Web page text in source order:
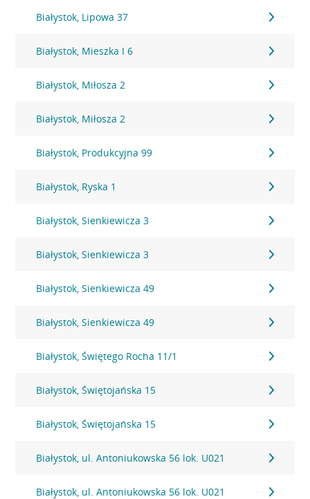
Białystok, Lipowa 37
Białystok, Mieszka I 6
Białystok, Miłosza 2
Białystok, Miłosza 2
Białystok, Produkcyjna 99
Białystok, Ryska 1
Białystok, Sienkiewicza 3
Białystok, Sienkiewicza 3
Białystok, Sienkiewicza 49
Białystok, Sienkiewicza 49
Białystok, Świętego Rocha 11/1
Białystok, Świętojańska 15
Białystok, Świętojańska 15
Białystok, ul. Antoniukowska 56 lok. U021
Białystok, ul. Antoniukowska 56 lok. U021